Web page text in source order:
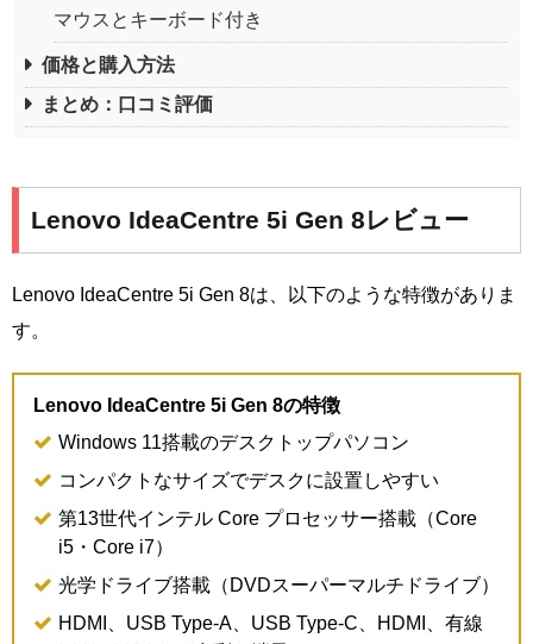
マウスとキーボード付き
価格と購入方法
まとめ：口コミ評価
Lenovo IdeaCentre 5i Gen 8レビュー
Lenovo IdeaCentre 5i Gen 8は、以下のような特徴がありま
す。
Lenovo IdeaCentre 5i Gen 8の特徴
Windows 11搭載のデスクトップパソコン
コンパクトなサイズでデスクに設置しやすい
第13世代インテル Core プロセッサー搭載（Core
i5・Core i7）
光学ドライブ搭載（DVDスーパーマルチドライブ）
HDMI、USB Type-A、USB Type-C、HDMI、有線